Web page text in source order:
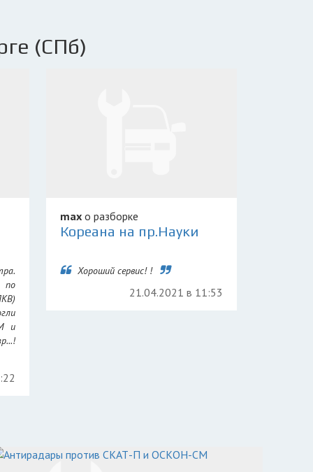
(СПб)
по
и
max о разборке
Кореана на пр.Науки
Хороший сервис! !
21.04.2021 в 11:53